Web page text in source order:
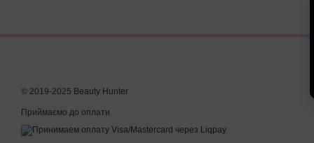
© 2019-2025 Beauty Hunter
Приймаємо до оплати